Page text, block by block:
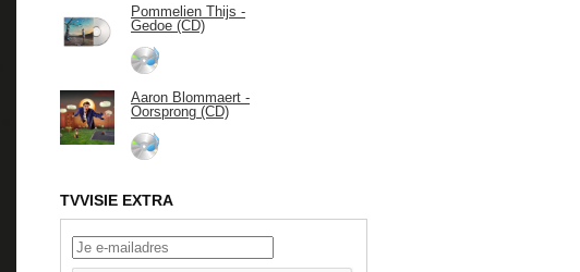
Pommelien Thijs -
Gedoe (CD)
Aaron Blommaert -
Oorsprong (CD)
TVVISIE EXTRA